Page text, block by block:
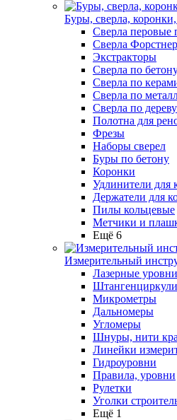
Буры, сверла,
Сверла перовые
Сверла
Экстракторы
Сверла по
Сверла по
Сверла по
Сверла по дереву
Полотна для
Фрезы
Наборы сверел
Буры по бетону
Коронки
Удлинители для
Держатели для
Пилы кольцевые
Метчики и
Ещё 6
Измерительный
Лазерные уровни
Штангенциркули
Микрометры
Дальномеры
Угломеры
Шнуры, нити
Линейки
Гидроуровни
Правила, уровни
Рулетки
Уголки
Ещё 1